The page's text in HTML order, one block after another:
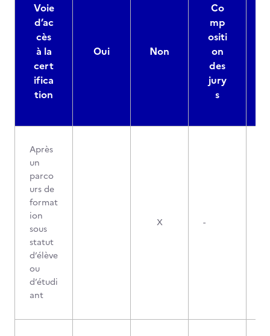
Voie
d’ac
cès
à la
cert
ifica
tion
Oui Non
Co
mp
ositi
on
des
jury
s
Après
un
parco
urs de
format
ion
sous
statut
d’élève
ou
d’étudi
ant
X -